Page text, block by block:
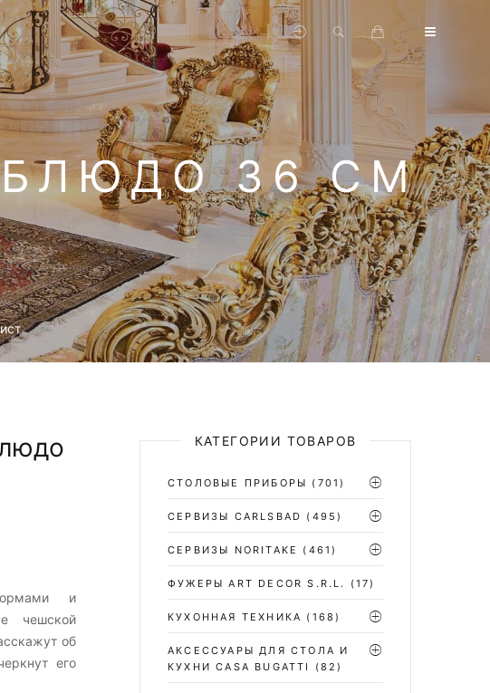
БЛЮДО 36 СМ
и
чешской
об
его
КАТЕГОРИИ ТОВАРОВ
СТОЛОВЫЕ ПРИБОРЫ (701)
CЕРВИЗЫ CARLSBAD (495)
СЕРВИЗЫ NORITAKE (461)
ФУЖЕРЫ ART DECOR S.R.L. (17)
КУХОННАЯ ТЕХНИКА (168)
АКСЕССУАРЫ ДЛЯ СТОЛА И
КУХНИ CASA BUGATTI
(82)